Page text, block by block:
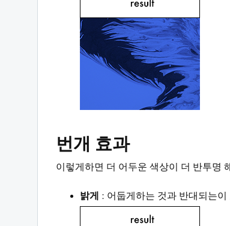
번개 효과
이렇게하면 더 어두운 색상이 더 반투명
밝게 : 어둡게하는 것과 반대되는